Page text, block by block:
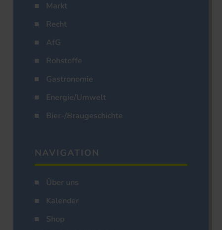
Markt
Recht
AfG
Rohstoffe
Gastronomie
Energie/Umwelt
Bier-/Braugeschichte
NAVIGATION
Über uns
Kalender
Shop